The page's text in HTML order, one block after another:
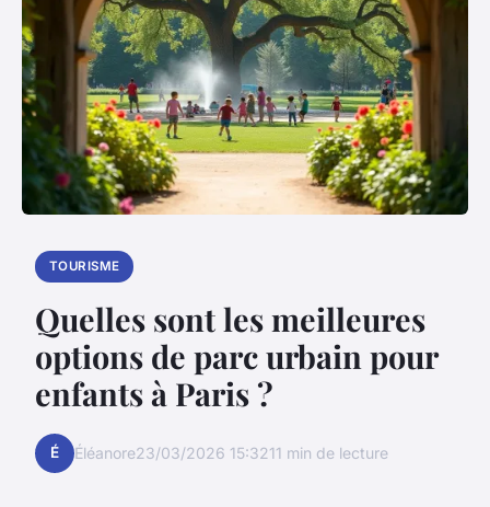
TOURISME
Quelles sont les meilleures
options de parc urbain pour
enfants à Paris ?
É Éléanore23/03/2026 15:3211 min de lecture